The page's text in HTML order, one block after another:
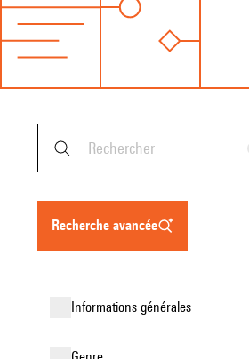
recherche avancée
informations générales